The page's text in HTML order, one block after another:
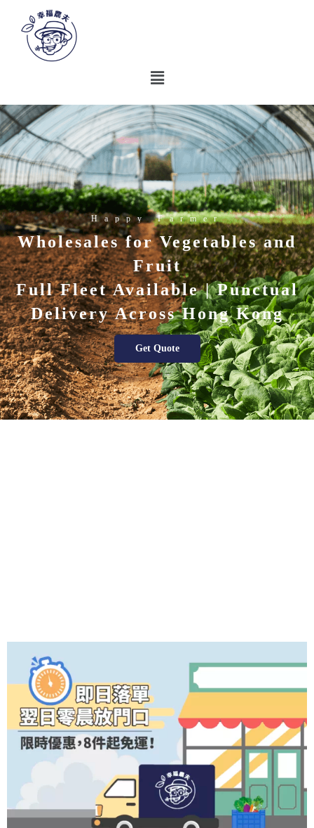
Happy Farmer
Wholesales for Vegetables and
Fruit
Full Fleet Available | Punctual
Delivery Across Hong Kong
Get Quote